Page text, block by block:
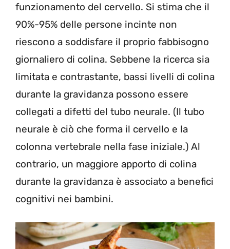
funzionamento del cervello. Si stima che il
90%-95% delle persone incinte non
riescono a soddisfare il proprio fabbisogno
giornaliero di colina. Sebbene la ricerca sia
limitata e contrastante, bassi livelli di colina
durante la gravidanza possono essere
collegati a difetti del tubo neurale. (Il tubo
neurale è ciò che forma il cervello e la
colonna vertebrale nella fase iniziale.) Al
contrario, un maggiore apporto di colina
durante la gravidanza è associato a benefici
cognitivi nei bambini.